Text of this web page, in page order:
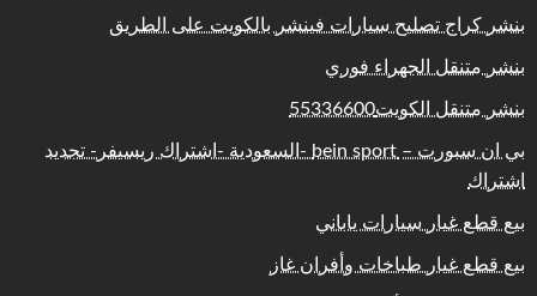
بنشر كراج تصليح سيارات فينشر بالكويت على الطريق
بنشر متنقل الجهراء فوري
بنشر متنقل الكويت55336600
بي ان سبورت – bein sport -السعودية -اشتراك ريسيفر- تجديد
اشتراك
بيع قطع غيار سيارات ياباني
بيع قطع غيار طباخات وأفران غاز